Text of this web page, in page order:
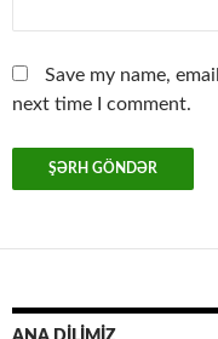
Save my name,
next time I comment.